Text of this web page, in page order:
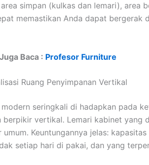
simpan (kulkas dan lemari), area
memastikan Anda dapat bergerak
Baca : Profesor Furniture
Ruang Penyimpanan Vertikal
modern seringkali di hadapkan pada
berpikir vertikal. Lemari kabinet yang
umum. Keuntungannya jelas:
setiap hari di pakai, dan yang